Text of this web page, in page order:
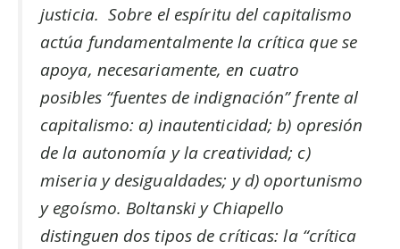
justicia. Sobre el espíritu del capitalismo
actúa fundamentalmente la crítica que se
apoya, necesariamente, en cuatro
posibles “fuentes de indignación” frente al
capitalismo: a) inautenticidad; b) opresión
de la autonomía y la creatividad; c)
miseria y desigualdades; y d) oportunismo
y egoísmo. Boltanski y Chiapello
distinguen dos tipos de críticas: la “crítica